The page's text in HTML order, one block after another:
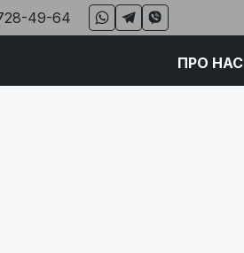
49-64
ПРО НАС